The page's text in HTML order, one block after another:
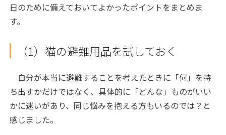
日のために備えておいてよかったポイントをまとめま
す。
（1）猫の避難用品を試しておく
自分が本当に避難することを考えたときに「何」を持
ち出すかだけではなく、具体的に「どんな」ものがいい
かに迷いがあり、同じ悩みを抱える方もいるのでは？と
感じました。